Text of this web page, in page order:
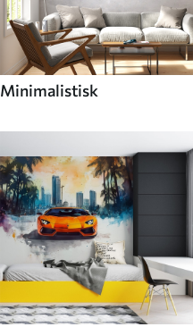
Minimalistisk